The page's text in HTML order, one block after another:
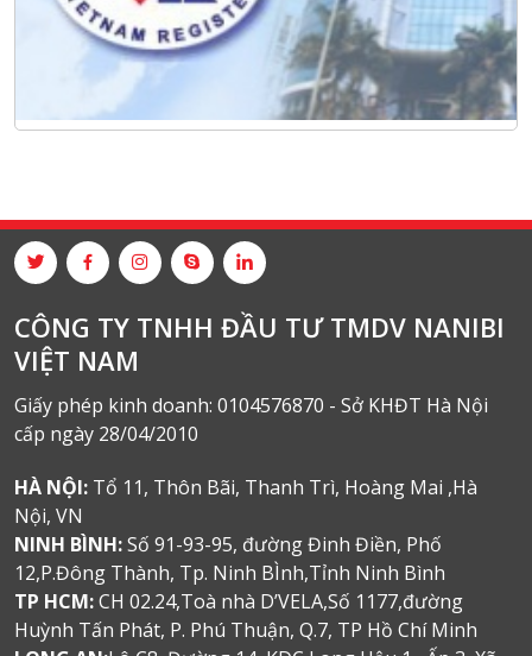
CÔNG TY TNHH ĐẦU TƯ TMDV NANIBI
VIỆT NAM
Giấy phép kinh doanh: 0104576870 - Sở KHĐT Hà Nội
cấp ngày 28/04/2010
HÀ NỘI: Tổ 11, Thôn Bãi, Thanh Trì, Hoàng Mai ,Hà
Nội, VN
NINH BÌNH:Số 91-93-95, đường Đinh Điền, Phố
12,P.Đông Thành, Tp. Ninh BÌnh,Tỉnh Ninh Bình
TP HCM:CH 02.24,Toà nhà D’VELA,Số 1177,đường
Huỳnh Tấn Phát, P. Phú Thuận, Q.7, TP Hồ Chí Minh